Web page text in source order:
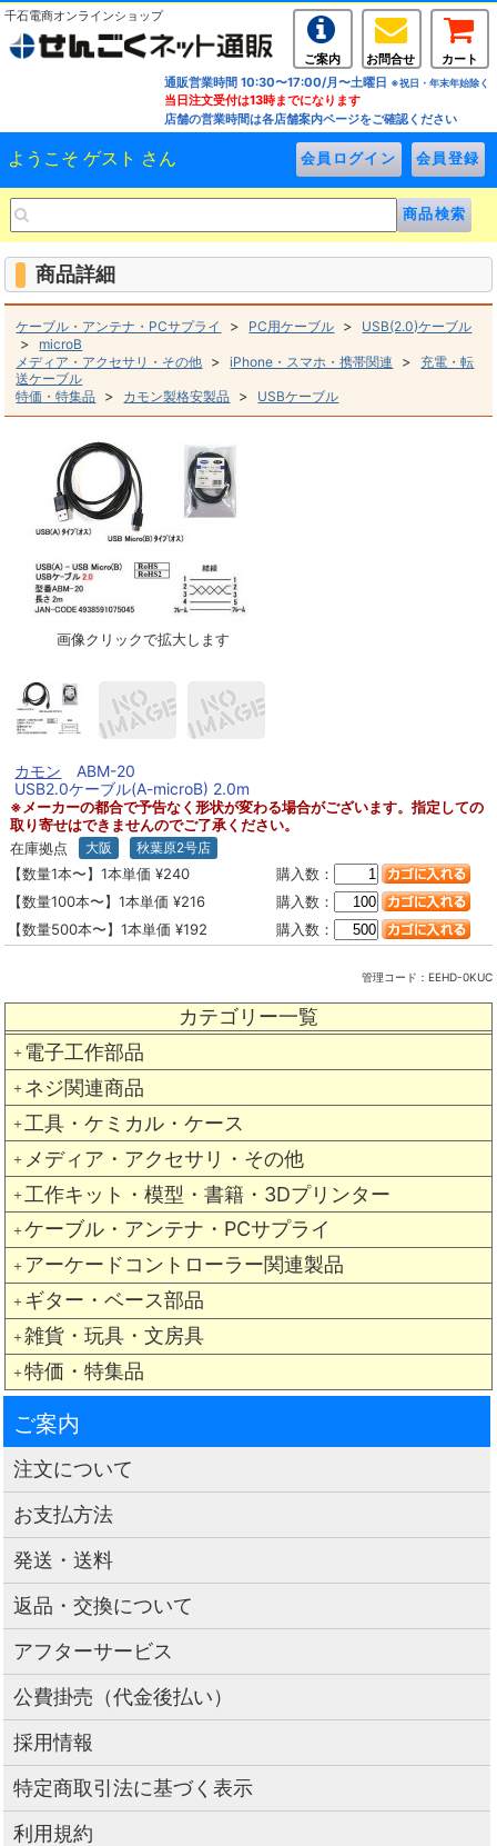
千石電商オンラインショップ
ご案内 お問合せ
カート
通販営業時間 10:30〜17:00/月〜土曜日 ※祝日・年末年始除く
当日注文受付は13時までになります
店舗の営業時間は各店舗案内ページをご確認ください
ようこそ ゲスト さん
カテゴリー一覧
＋ 電子工作部品
＋ ネジ関連商品
＋ 工具・ケミカル・ケース
＋ メディア・アクセサリ・その他
＋ 工作キット・模型・書籍・3Dプリンター
＋ ケーブル・アンテナ・PCサプライ
＋ アーケードコントローラー関連製品
＋ ギター・ベース部品
＋ 雑貨・玩具・文房具
＋ 特価・特集品
商品詳細
ケーブル・アンテナ・PCサプライ > PC用ケーブル > USB(2.0)ケーブル
> microB
メディア・アクセサリ・その他 >iPhone・スマホ・携帯関連 > 充電・転
送ケーブル
特価・特集品
> カモン製格安製品 > USBケーブル
画像クリックで拡大します
カモン ABM-20
USB2.0ケーブル(A-microB) 2.0m
※メーカーの都合で予告なく形状が変わる場合がございます。指定しての
取り寄せはできませんのでご了承ください。
在庫拠点
大阪 秋葉原2号店
【数量1本〜】1本単価 ¥240
購入数：
【数量100本〜】1本単価 ¥216
購入数：
【数量500本〜】1本単価 ¥192
購入数：
管理コード： EEHD-0KUC
ご案内
注文について
お支払方法
発送・送料
返品・交換について
アフターサービス
公費掛売（代金後払い）
採用情報
特定商取引法に基づく表示
利用規約